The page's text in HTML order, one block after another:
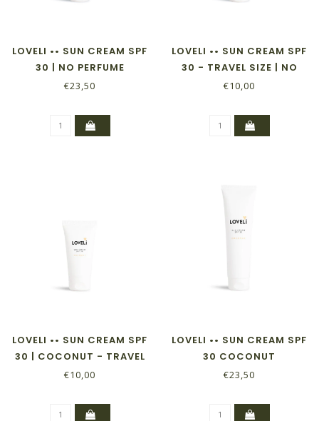
LOVELI •• SUN CREAM SPF
30 | NO PERFUME
€23,50
LOVELI •• SUN CREAM SPF
30 - TRAVEL SIZE | NO
PERFUME
€10,00
LOVELI •• SUN CREAM SPF
30 | COCONUT - TRAVEL
SIZE
€10,00
LOVELI •• SUN CREAM SPF
30 COCONUT
€23,50